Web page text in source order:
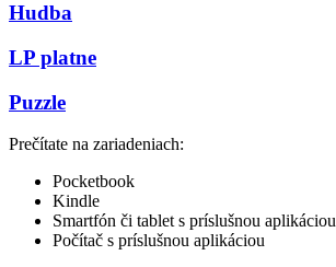
Hudba
LP platne
Puzzle
Prečítate na zariadeniach:
Pocketbook
Kindle
Smartfón či tablet s príslušnou aplikáciou
Počítač s príslušnou aplikáciou